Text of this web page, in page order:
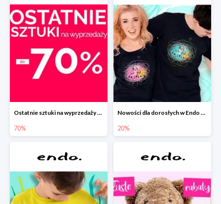
Ostatnie sztuki na wyprzedaży w Endo do -70%
70%
Nowości dla dorosłych w Endo -20%
20%